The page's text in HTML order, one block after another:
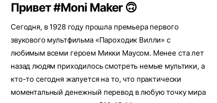
Привет #Moni Maker 🙃
Сегодня, в 1928 году прошла премьера первого
звукового мультфильма «Пароходик Вилли» с
любимым всеми героем Микки Маусом. Менее ста лет
назад людям приходилось смотреть немые мультики, а
кто-то сегодня жалуется на то, что практически
моментальный денежный перевод в любую точку мира